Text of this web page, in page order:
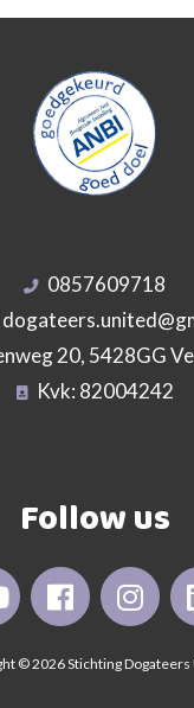
0857609718
20, 5428GG
Kvk: 82004242
Follow us
© 2026 Stichting